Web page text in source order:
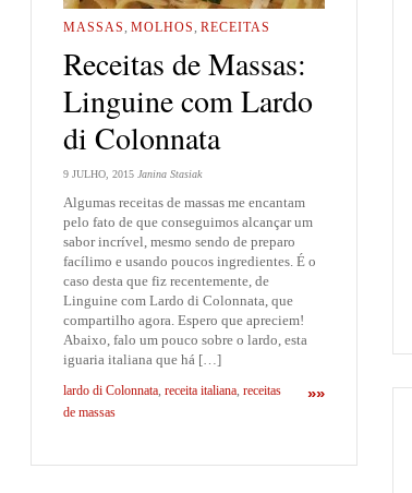
MASSAS, MOLHOS, RECEITAS
Receitas de Massas:
Linguine com Lardo
di Colonnata
9 JULHO, 2015 Janina Stasiak
Algumas receitas de massas me encantam
pelo fato de que conseguimos alcançar um
sabor incrível, mesmo sendo de preparo
facílimo e usando poucos ingredientes. É o
caso desta que fiz recentemente, de
Linguine com Lardo di Colonnata, que
compartilho agora. Espero que apreciem!
Abaixo, falo um pouco sobre o lardo, esta
iguaria italiana que há […]
»»
lardo di Colonnata, receita italiana, receitas
de massas